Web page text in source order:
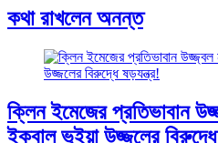
কথা রাখলেন অনন্ত
ক্লিন ইমেজের প্রতিভাবান
ইকবাল ভূইয়া উজ্জলের